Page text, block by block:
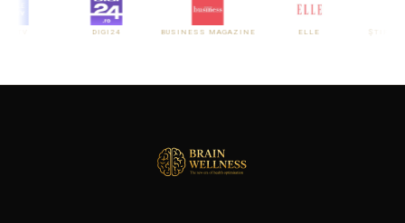
DIGI24 BUSINESS MAGAZINE ELLE ȘTIRI PE